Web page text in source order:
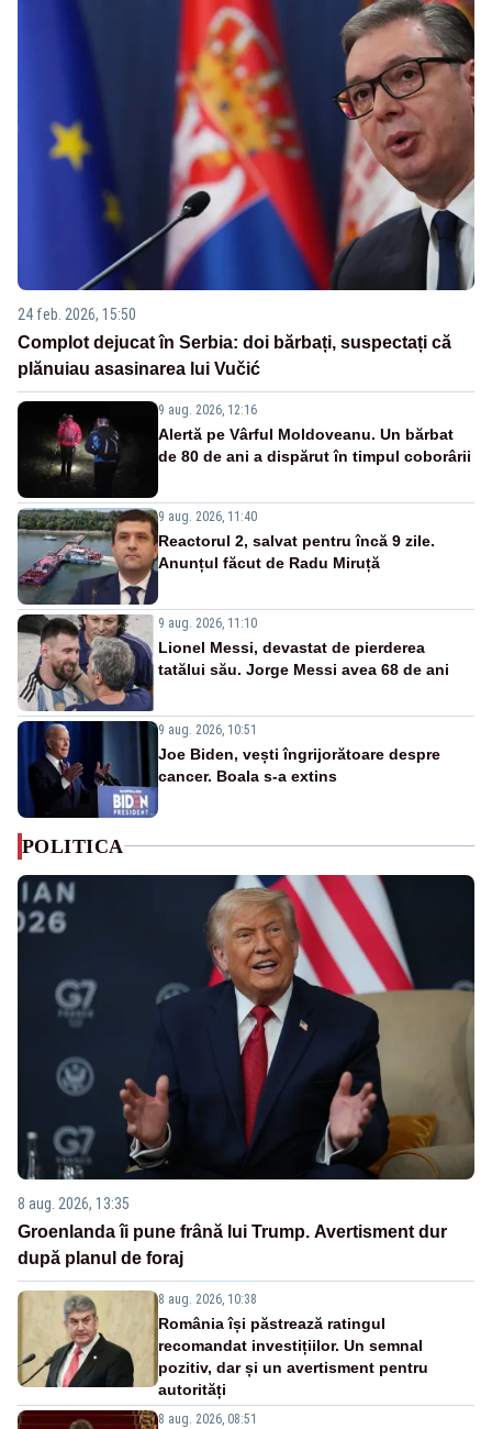
24 feb. 2026, 15:50
Complot dejucat în Serbia: doi bărbați, suspectați că
plănuiau asasinarea lui Vučić
9 aug. 2026, 12:16
Alertă pe Vârful Moldoveanu. Un bărbat
de 80 de ani a dispărut în timpul coborârii
9 aug. 2026, 11:40
Reactorul 2, salvat pentru încă 9 zile.
Anunțul făcut de Radu Miruță
9 aug. 2026, 11:10
Lionel Messi, devastat de pierderea
tatălui său. Jorge Messi avea 68 de ani
9 aug. 2026, 10:51
Joe Biden, vești îngrijorătoare despre
cancer. Boala s-a extins
POLITICA
8 aug. 2026, 13:35
Groenlanda îi pune frână lui Trump. Avertisment dur
după planul de foraj
8 aug. 2026, 10:38
România își păstrează ratingul
recomandat investițiilor. Un semnal
pozitiv, dar și un avertisment pentru
autorități
8 aug. 2026, 08:51